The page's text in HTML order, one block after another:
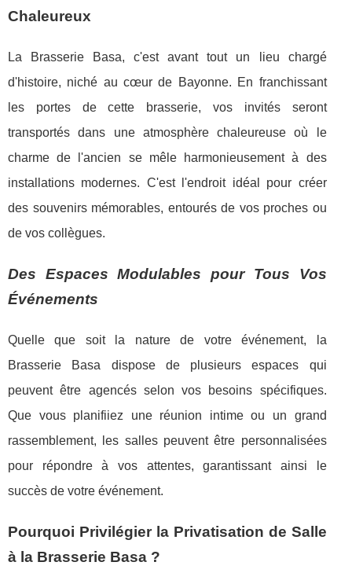
Chaleureux
La Brasserie Basa, c'est avant tout un lieu chargé
d'histoire, niché au cœur de Bayonne. En franchissant
les portes de cette brasserie, vos invités seront
transportés dans une atmosphère chaleureuse où le
charme de l'ancien se mêle harmonieusement à des
installations modernes. C'est l'endroit idéal pour créer
des souvenirs mémorables, entourés de vos proches ou
de vos collègues.
Des Espaces Modulables pour Tous Vos
Événements
Quelle que soit la nature de votre événement, la
Brasserie Basa dispose de plusieurs espaces qui
peuvent être agencés selon vos besoins spécifiques.
Que vous planifiiez une réunion intime ou un grand
rassemblement, les salles peuvent être personnalisées
pour répondre à vos attentes, garantissant ainsi le
succès de votre événement.
Pourquoi Privilégier la Privatisation de Salle
à la Brasserie Basa ?